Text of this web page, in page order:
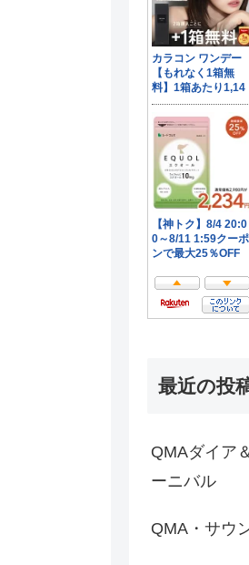
最近の投
QMAダイア
ーニバル
QMA・サウ